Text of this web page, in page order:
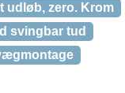
udløb, zero. Krom
svingbar tud